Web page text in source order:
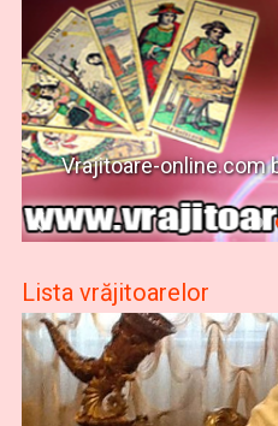
Vrajitoare-online.com
Lista vrăjitoarelor